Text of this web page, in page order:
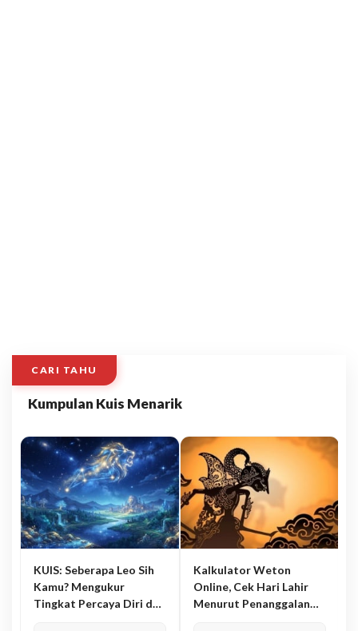
CARI TAHU
Kumpulan Kuis Menarik
KUIS: Seberapa Leo Sih
Kamu? Mengukur
Tingkat Percaya Diri dan
Kalkulator Weton
Online, Cek Hari Lahir
Menurut Penanggalan